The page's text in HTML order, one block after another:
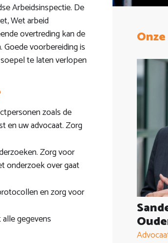
Arbeidsinspectie. De
Wet arbeid
overtreding kan de
voorbereiding is
te laten verlopen
zoals de
en uw advocaat. Zorg
Zorg voor
onderzoek over gaat
en zorg voor
gegevens